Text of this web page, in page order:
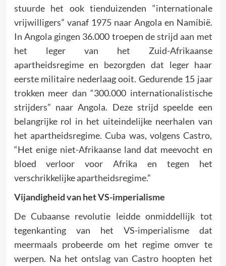
stuurde het ook tienduizenden “internationale
vrijwilligers” vanaf 1975 naar Angola en Namibië.
In Angola gingen 36.000 troepen de strijd aan met
het leger van het Zuid-Afrikaanse
apartheidsregime en bezorgden dat leger haar
eerste militaire nederlaag ooit. Gedurende 15 jaar
trokken meer dan “300.000 internationalistische
strijders” naar Angola. Deze strijd speelde een
belangrijke rol in het uiteindelijke neerhalen van
het apartheidsregime. Cuba was, volgens Castro,
“Het enige niet-Afrikaanse land dat meevocht en
bloed verloor voor Afrika en tegen het
verschrikkelijke apartheidsregime.”
Vijandigheid van het VS-imperialisme
De Cubaanse revolutie leidde onmiddellijk tot
tegenkanting van het VS-imperialisme dat
meermaals probeerde om het regime omver te
werpen. Na het ontslag van Castro hoopten het